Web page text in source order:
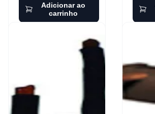
Adicionar ao
carrinho